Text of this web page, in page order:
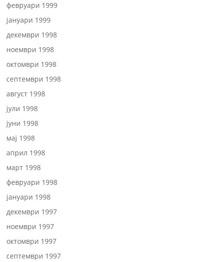
февруари 1999
јануари 1999
декември 1998
ноември 1998
октомври 1998
септември 1998
август 1998
јули 1998
јуни 1998
мај 1998
април 1998
март 1998
февруари 1998
јануари 1998
декември 1997
ноември 1997
октомври 1997
септември 1997